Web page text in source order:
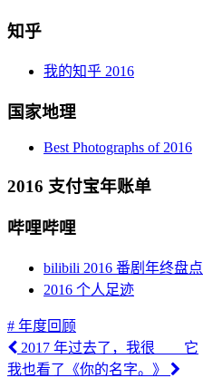
知乎
我的知乎 2016
国家地理
Best Photographs of 2016
2016 支付宝年账单
哔哩哔哩
bilibili 2016 番剧年终盘点
2016 个人足迹
# 年度回顾
2017 年过去了，我很＿＿它
我也看了《你的名字。》